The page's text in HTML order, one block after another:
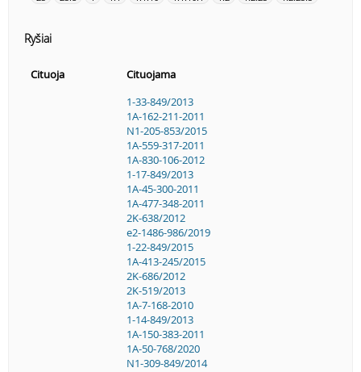
Ryšiai
Cituoja
Cituojama
1-33-849/2013
1A-162-211-2011
N1-205-853/2015
1A-559-317-2011
1A-830-106-2012
1-17-849/2013
1A-45-300-2011
1A-477-348-2011
2K-638/2012
e2-1486-986/2019
1-22-849/2015
1A-413-245/2015
2K-686/2012
2K-519/2013
1A-7-168-2010
1-14-849/2013
1A-150-383-2011
1A-50-768/2020
N1-309-849/2014